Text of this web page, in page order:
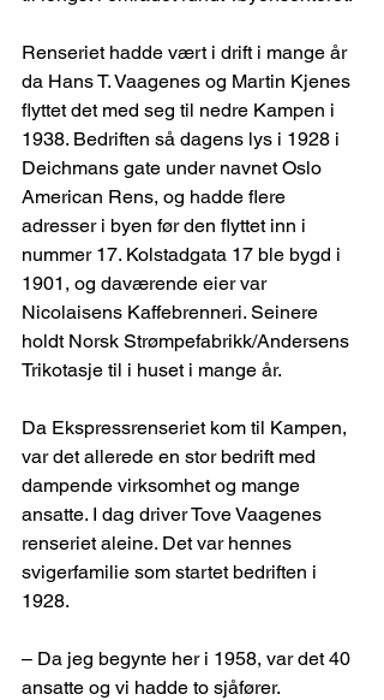
Renseriet hadde vært i drift i mange år
da Hans T. Vaagenes og Martin Kjenes
flyttet det med seg til nedre Kampen i
1938. Bedriften så dagens lys i 1928 i
Deichmans gate under navnet Oslo
American Rens, og hadde flere
adresser i byen før den flyttet inn i
nummer 17. Kolstadgata 17 ble bygd i
1901, og daværende eier var
Nicolaisens Kaffebrenneri. Seinere
holdt Norsk Strømpefabrikk/Andersens
Trikotasje til i huset i mange år.
Da Ekspressrenseriet kom til Kampen,
var det allerede en stor bedrift med
dampende virksomhet og mange
ansatte. I dag driver Tove Vaagenes
renseriet aleine. Det var hennes
svigerfamilie som startet bedriften i
1928.
– Da jeg begynte her i 1958, var det 40
ansatte og vi hadde to sjåfører.